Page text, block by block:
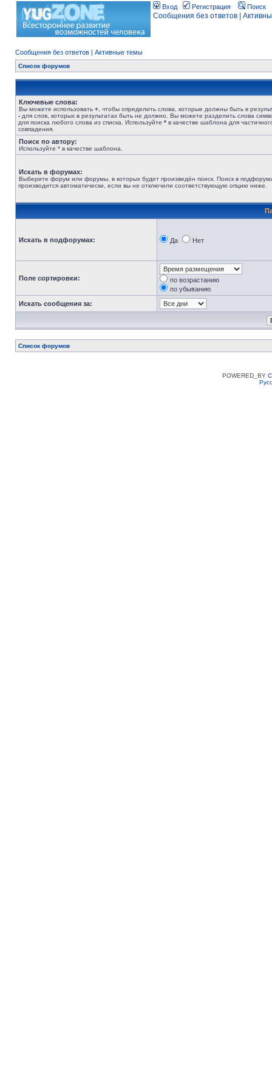
Вход Регистрация Поиск
Сообщения без ответов
Сообщения без ответов | Активные темы
Список форумов
Ключевые слова:
Вы можете использовать + , чтобы определить слова, которые должны быть в
- для слов, которых в результатах быть не должно. Вы можете разделить слова
для поиска любого слова из списка. Используйте * в качестве шаблона для
совпадения.
Поиск по автору:
Используйте * в качестве шаблона.
Искать в форумах:
Выберите форум или форумы, в которых будет произведён поиск. Поиск в
производится автоматически, если вы не отключили соответствующую опцию ниже.
Искать в подфорумах: Да Нет
Поле сортировки:
по возрастанию
по убыванию
Искать сообщения за:
Список форумов
POWERED_BY